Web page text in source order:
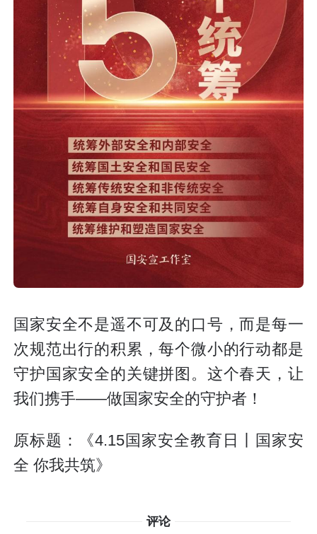
国家安全不是遥不可及的口号，而是每一
次规范出行的积累，每个微小的行动都是
守护国家安全的关键拼图。这个春天，让
我们携手——做国家安全的守护者！
原标题：《4.15国家安全教育日丨国家安
全 你我共筑》
评论